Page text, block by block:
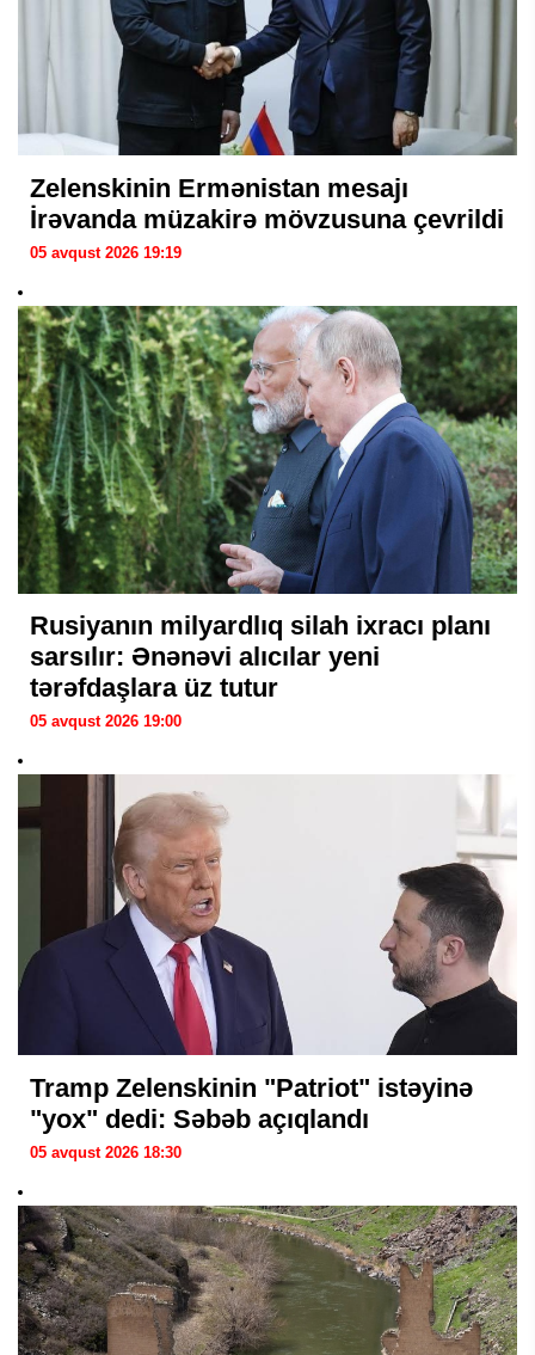
Zelenskinin Ermənistan mesajı
İrəvanda müzakirə mövzusuna çevrildi
05 avqust 2026 19:19
Rusiyanın milyardlıq silah ixracı planı
sarsılır: Ənənəvi alıcılar yeni
tərəfdaşlara üz tutur
05 avqust 2026 19:00
Tramp Zelenskinin "Patriot" istəyinə
"yox" dedi: Səbəb açıqlandı
05 avqust 2026 18:30